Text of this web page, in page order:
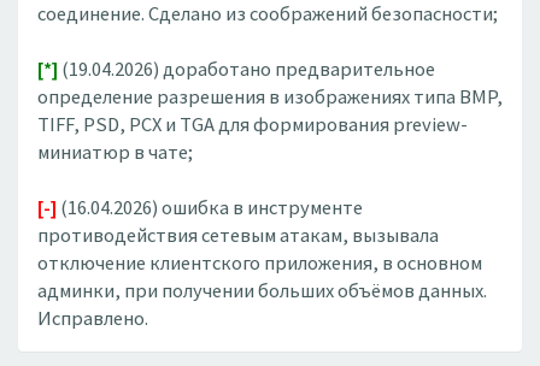
соединение. Сделано из соображений безопасности;
[*] (19.04.2026) доработано предварительное
определение разрешения в изображениях типа BMP,
TIFF, PSD, PCX и TGA для формирования preview-
миниатюр в чате;
[-] (16.04.2026) ошибка в инструменте
противодействия сетевым атакам, вызывала
отключение клиентского приложения, в основном
админки, при получении больших объёмов данных.
Исправлено.